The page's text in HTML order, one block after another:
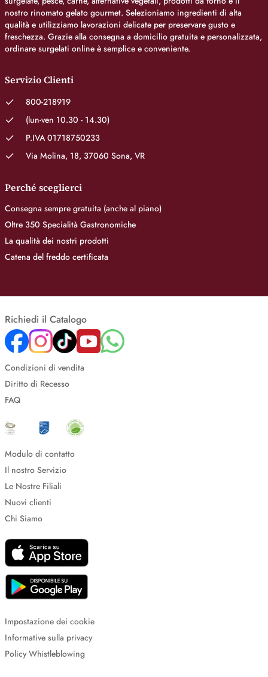
nostro rinomato gelato gourmet. Selezioniamo ingredienti di alta
qualità e utilizziamo lavorazioni delicate per preservare gusto e
freschezza. Grazie alla consegna a domicilio gratuita e personalizzata,
ordinare surgelati online è semplice e conveniente.
Servizio Clienti
800-218919
(lun-ven 10.30 - 14.30)
P.IVA 01718750233
Via Molina, 18, 37060 Sona, VR
Perché sceglierci
Consegna sempre gratuita (anche al piano)
Oltre 350 Specialità Gastronomiche
La qualità dei nostri prodotti
Catena del freddo certificata
Richiedi il Catalogo
Condizioni di vendita
Diritto di Recesso
FAQ
Modulo di contatto
Il nostro Servizio
Le Nostre Filiali
Nuovi clienti
Chi Siamo
Impostazione dei cookie
Informative sulla privacy
Policy Whistleblowing